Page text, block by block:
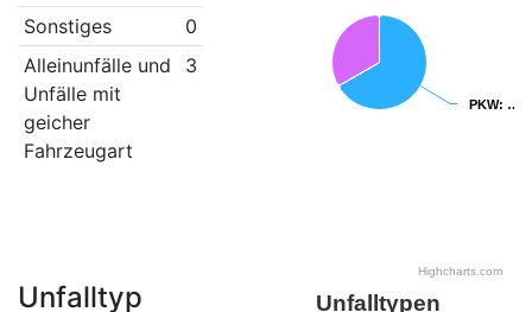
Sonstiges
0
Alleinunfälle und
Unfälle mit
geicher
Fahrzeugart
3
PKW: …
PKW: …
Highcharts.com
Unfalltyp Unfalltypen